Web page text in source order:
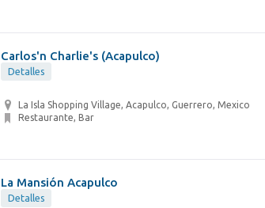
Carlos'n Charlie's (Acapulco)
Detalles
La Isla Shopping Village, Acapulco, Guerrero, Mexico
Restaurante, Bar
La Mansión Acapulco
Detalles